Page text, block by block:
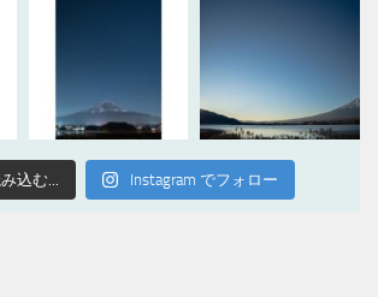
込む... Instagram でフォロー